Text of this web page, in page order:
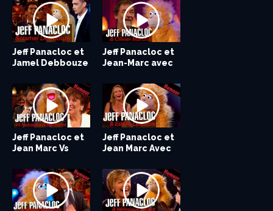
Jeff Panacloc et
Jamel Debbouze
Jeff Panacloc et
Jean-Marc avec
Jeff Panacloc et
Jean Marc Vs
Jeff Panacloc et
Jean Marc Avec
Jeff Panacloc et
Jean Marc Avec
Jeff Panacloc et
Jean Marc Avec
Jeff Panacloc et
Jean Marc Avec
Jeff Panacloc et
Jean Marc Avec